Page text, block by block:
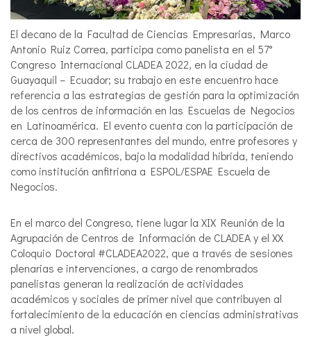
El decano de la Facultad de Ciencias Empresarias, Marco
Antonio Ruiz Correa, participa como panelista en el 57°
Congreso Internacional CLADEA 2022, en la ciudad de
Guayaquil – Ecuador; su trabajo en este encuentro hace
referencia a las estrategias de gestión para la optimización
de los centros de información en las Escuelas de Negocios
en Latinoamérica. El evento cuenta con la participación de
cerca de 300 representantes del mundo, entre profesores y
directivos académicos, bajo la modalidad hibrida, teniendo
como institución anfitriona a ESPOL/ESPAE Escuela de
Negocios.
En el marco del Congreso, tiene lugar la XIX Reunión de la
Agrupación de Centros de Información de CLADEA y el XX
Coloquio Doctoral #CLADEA2022, que a través de sesiones
plenarias e intervenciones, a cargo de renombrados
panelistas generan la realización de actividades
académicos y sociales de primer nivel que contribuyen al
fortalecimiento de la educación en ciencias administrativas
a nivel global.